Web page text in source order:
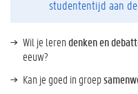
studententijd aan
Wil je lerendenken en
eeuw?
Kan je goed in groep